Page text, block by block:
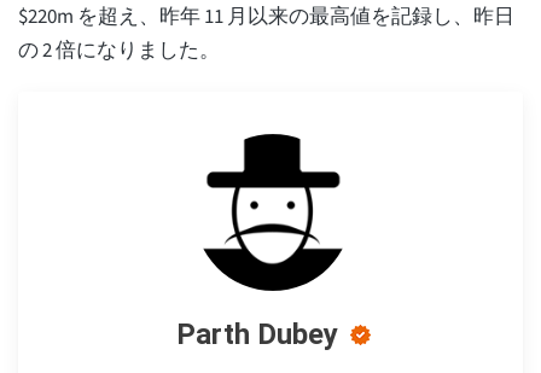
$220m を超え、昨年 11 月以来の最高値を記録し、昨日
の 2 倍になりました。
Parth Dubey